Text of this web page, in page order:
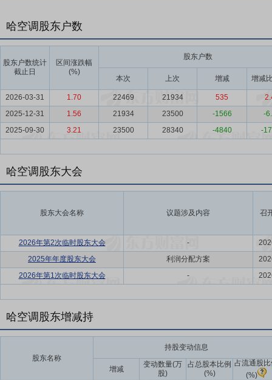
哈空调股东户数
股东户数统计
截止日
区间涨跌幅
(%)
股东户数
本次 上次 增减 增减
2026-03-31 1.70 22469 21934 535
2025-12-31
1.56 21934 23500 -1566
-
2025-09-30
3.21 23500 28340 -4840 -
哈空调股东大会
股东大会名称 议题涉及内容 召
2026年第2次临时股东大会 -
2025年年度股东大会
利润分配方案
2026年第1次临时股东大会
-
哈空调股东增减持
股东名称
持股变动信息
增减
变动数量(万
股)
占总股本比例
(%)
占流通股
(%)